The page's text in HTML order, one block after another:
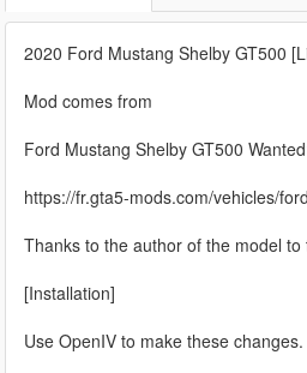
2020 Ford Mustang Shelby GT500
Mod comes from
Ford Mustang Shelby GT500
https://fr.gta5-mods.com/vehicles/
Thanks to the author of the model
[Installation]
Use OpenIV to make these changes.